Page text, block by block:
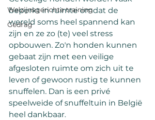
Welzijnsgerichte training
Gedrag
beperkt in ruimte omdat de
wereld soms heel spannend kan
zijn en ze zo (te) veel stress
opbouwen. Zo'n honden kunnen
gebaat zijn met een veilige
afgesloten ruimte om zich uit te
leven of gewoon rustig te kunnen
snuffelen. Dan is een privé
speelweide of snuffeltuin in België
heel dankbaar.